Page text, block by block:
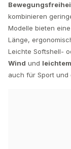
kombinieren
Modelle bieten
Länge,
Leichte Softshell-
Wind und
auch für Sport und